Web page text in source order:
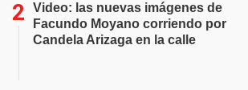
Video: las nuevas imágenes de
Facundo Moyano corriendo por
Candela Arizaga en la calle